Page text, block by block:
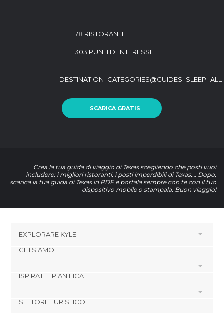
78 RISTORANTI
303 PUNTI DI INTERESSE
SCARICA GRATIS
Crea la tua guida di viaggio di Texas scegliendo che posti vuoi
includere: i migliori ristoranti, i posti imperdibili di Texas,… Dopo,
scarica la tua guida di Texas in PDF e portala sempre con te con il tuo
dispositivo mobile o stampala. Buon viaggio!
EXPLORARE KYLE
Hotel a Buda
Hotel a Lockhart
CHI SIAMO
Cookies
ISPIRATI E PIANIFICA
footer@item_discovertips_anchor
SETTORE TURISTICO